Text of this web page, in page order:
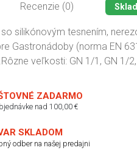
Recenzie (0)
silikónovým tesnením,
Gastronádoby (norma EN
veľkosti: GN 1/1, GN 1/
ZADARMO
nad 100,00 €
SKLADOM
odber na našej predajni